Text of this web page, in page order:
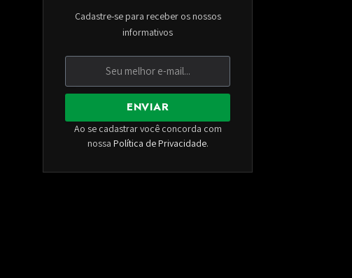
Cadastre-se para receber os nossos
informativos
ENVIAR
Ao se cadastrar você concorda com
nossa Política de Privacidade.